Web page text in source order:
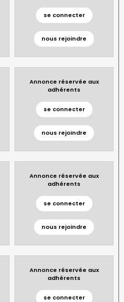
se connecter
nous rejoindre
Annonce réservée aux
adhérents
se connecter
nous rejoindre
Annonce réservée aux
adhérents
se connecter
nous rejoindre
Annonce réservée aux
adhérents
se connecter